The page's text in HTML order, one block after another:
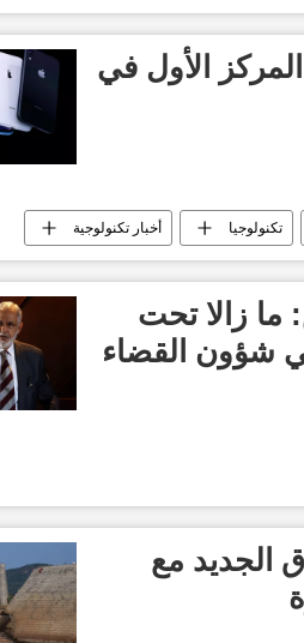
الأول في
تكنولوجيا أخبار تكنولوجية
زالا تحت
شؤون القضاء
الجديد مع